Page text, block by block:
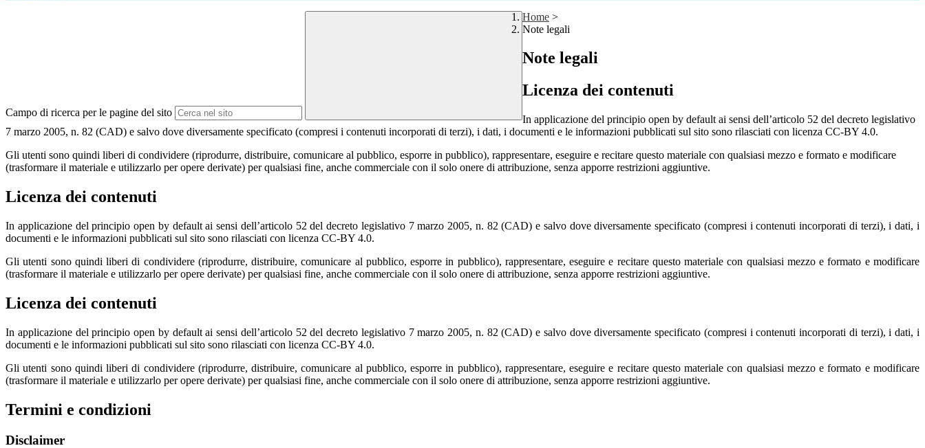
Campo di ricerca per le pagine del sito
Home >
Note legali
Note legali
Licenza dei contenuti
In applicazione del principio open by default ai sensi dell’articolo 52 del decreto legislativo
7 marzo 2005, n. 82 (CAD) e salvo dove diversamente specificato (compresi i contenuti incorporati di terzi), i dati, i documenti e le informazioni pubblicati sul sito sono rilasciati con licenza CC-BY 4.0.
Gli utenti sono quindi liberi di condividere (riprodurre, distribuire, comunicare al pubblico, esporre in pubblico), rappresentare, eseguire e recitare questo materiale con qualsiasi mezzo e formato e modificare
(trasformare il materiale e utilizzarlo per opere derivate) per qualsiasi fine, anche commerciale con il solo onere di attribuzione, senza apporre restrizioni aggiuntive.
Licenza dei contenuti
In applicazione del principio open by default ai sensi dell’articolo 52 del decreto legislativo 7 marzo 2005, n. 82 (CAD) e salvo dove diversamente specificato (compresi i contenuti incorporati di terzi), i dati, i
documenti e le informazioni pubblicati sul sito sono rilasciati con licenza CC-BY 4.0.
Gli utenti sono quindi liberi di condividere (riprodurre, distribuire, comunicare al pubblico, esporre in pubblico), rappresentare, eseguire e recitare questo materiale con qualsiasi mezzo e formato e modificare
(trasformare il materiale e utilizzarlo per opere derivate) per qualsiasi fine, anche commerciale con il solo onere di attribuzione, senza apporre restrizioni aggiuntive.
Licenza dei contenuti
In applicazione del principio open by default ai sensi dell’articolo 52 del decreto legislativo 7 marzo 2005, n. 82 (CAD) e salvo dove diversamente specificato (compresi i contenuti incorporati di terzi), i dati, i
documenti e le informazioni pubblicati sul sito sono rilasciati con licenza CC-BY 4.0.
Gli utenti sono quindi liberi di condividere (riprodurre, distribuire, comunicare al pubblico, esporre in pubblico), rappresentare, eseguire e recitare questo materiale con qualsiasi mezzo e formato e modificare
(trasformare il materiale e utilizzarlo per opere derivate) per qualsiasi fine, anche commerciale con il solo onere di attribuzione, senza apporre restrizioni aggiuntive.
Termini e condizioni
Disclaimer